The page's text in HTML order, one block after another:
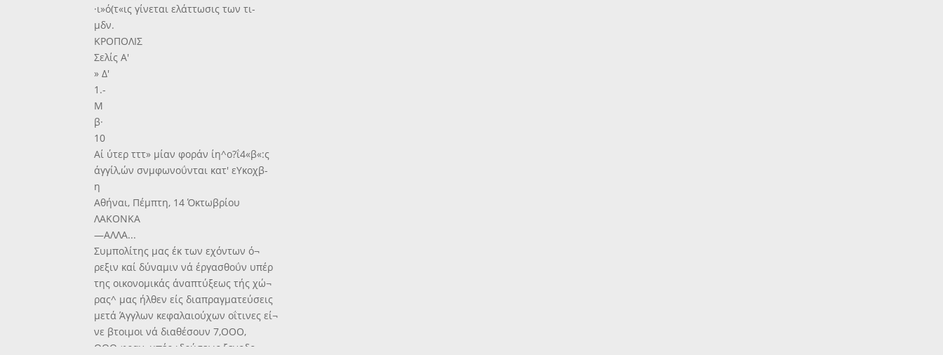
·ι»ό(τ«ις γίνεται ελάττωσις των τι-
μδν.
ΚΡΟΠΟΛΙΣ
Σελίς Α'
» Δ'
1.-
Μ
β·
10
Αί ύτερ τττ» μίαν φοράν ίη^ο?ΐ4«β«:ς
άγγίλ,ών σνμφωνοΰνται κατ' εΥκοχβ-
η
Αθήναι, Πέμπτη, 14 Όκτωβρίου
ΛΑΚΟΝΚΑ
—ΑΛΛΑ...
Συμπολίτης μας έκ των εχόντων ό¬
ρεξιν καί δύναμιν νά έργασθοΰν υπέρ
της οικονομικάς άναπτύξεως τής χώ¬
ρας^ μας ήλθεν είς διαπραγματεύσεις
μετά Άγγλων κεφαλαιούχων οΐτινες εί¬
νε βτοιμοι νά διαθέσουν 7,ΟΟΟ,
ΟΟΟ φραγ. υπέρ ιδρύσεως ξενοδο¬